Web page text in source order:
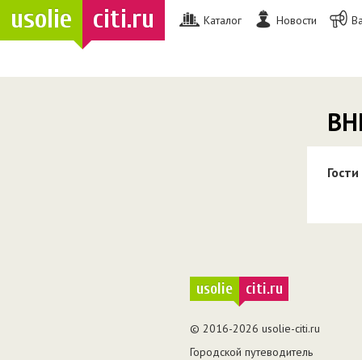
usolie citi.ru Каталог Новости
Гости
usolie citi.ru
© 2016-2026 usolie-citi.ru
Городской путеводитель